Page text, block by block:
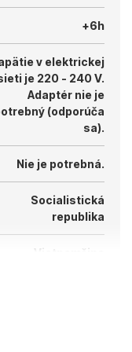
+6h
v elektrickej
je 220 - 240 V.
Adaptér nie je
(odporúča
sa).
Nie je potrebná.
Socialistická
republika
Vietnamčina